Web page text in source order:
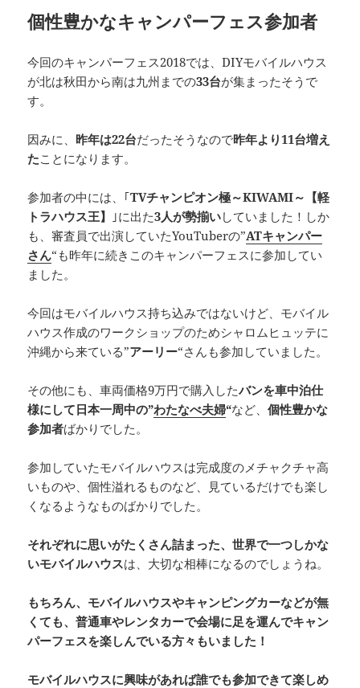
個性豊かなキャンパーフェス参加者
今回のキャンパーフェス2018では、DIYモバイルハウス
が北は秋田から南は九州までの33台が集まったそうで
す。
因みに、 昨年は22台だったそうなので昨年より11台増え
たことになります。
参加者の中には、｢TVチャンピオン極～KIWAMI～【軽
トラハウス王】
｣に出た3人が勢揃いしていました！しか
も、審査員で出演していたYouTuberの”ATキャンパー
さん“も昨年に続きこのキャンパーフェスに参加してい
ました。
今回はモバイルハウス持ち込みではないけど、モバイル
ハウス作成のワークショップのためシャロムヒュッテに
沖縄から来ている”アーリー“さんも参加していました。
その他にも、車両価格9万円で購入したバンを車中泊仕
様にして日本一周中の”わたなべ夫婦“など、個性豊かな
参加者ばかりでした。
参加していたモバイルハウスは完成度のメチャクチャ高
いものや、個性溢れるものなど、見ているだけでも楽し
くなるようなものばかりでした。
それぞれに思いがたくさん詰まった、世界で一つしかな
いモバイルハウスは、大切な相棒になるのでしょうね。
もちろん、モバイルハウスやキャンピングカーなどが無
くても、普通車やレンタカーで会場に足を運んでキャン
パーフェスを楽しんでいる方々もいました！
モバイルハウスに興味があれば誰でも参加できて楽しめ